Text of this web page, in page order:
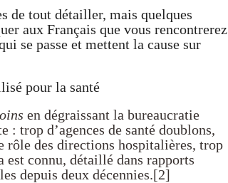
de tout détailler, mais quelques
aux Français que vous rencontrerez
se passe et mettent la cause sur
pour la santé
en dégraissant la bureaucratie
: trop d’agences de santé doublons,
rôle des directions hospitalières, trop
est connu, détaillé dans rapports
depuis deux décennies.[2]